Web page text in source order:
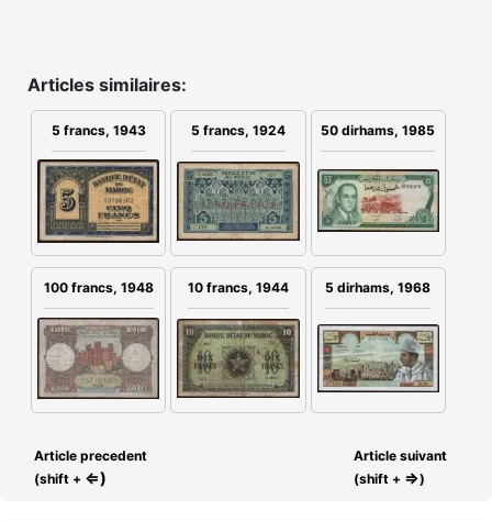
Articles similaires:
5 francs, 1943 5 francs, 1924 50 dirhams, 1985
100 francs, 1948 10 francs, 1944 5 dirhams, 1968
Article precedent
(shift + ⇐)
Article suivant
(shift + ⇒)